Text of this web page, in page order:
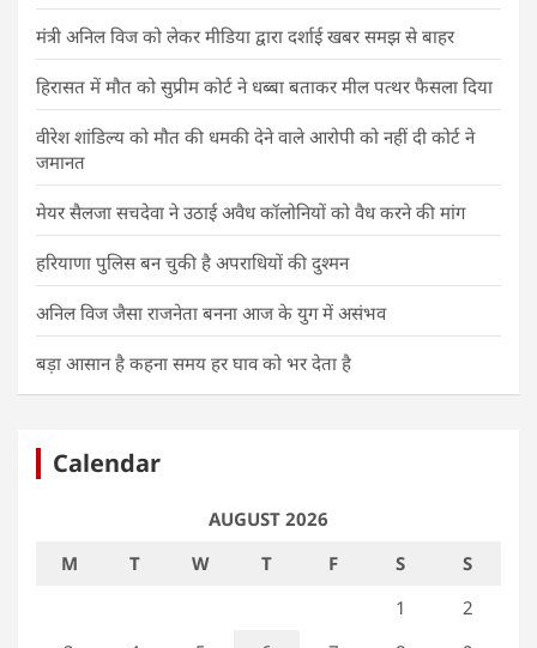
मंत्री अनिल विज को लेकर मीडिया द्वारा दर्शाई खबर समझ से बाहर
हिरासत में मौत को सुप्रीम कोर्ट ने धब्बा बताकर मील पत्थर फैसला दिया
वीरेश शांडिल्य को मौत की धमकी देने वाले आरोपी को नहीं दी कोर्ट ने
जमानत
मेयर सैलजा सचदेवा ने उठाई अवैध कॉलोनियों को वैध करने की मांग
हरियाणा पुलिस बन चुकी है अपराधियों की दुश्मन
अनिल विज जैसा राजनेता बनना आज के युग में असंभव
बड़ा आसान है कहना समय हर घाव को भर देता है
Calendar
AUGUST 2026
M
T W T F S
S
1
2